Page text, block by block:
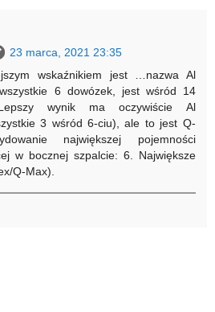
23 marca, 2021 23:35
wskaźnikiem jest …nazwa Al
6 dowózek, jest wśród 14
wynik ma oczywiście Al
3 wśród 6-ciu), ale to jest Q-
największej pojemności
w bocznej szpalcie: 6. Największe
Q-Max).